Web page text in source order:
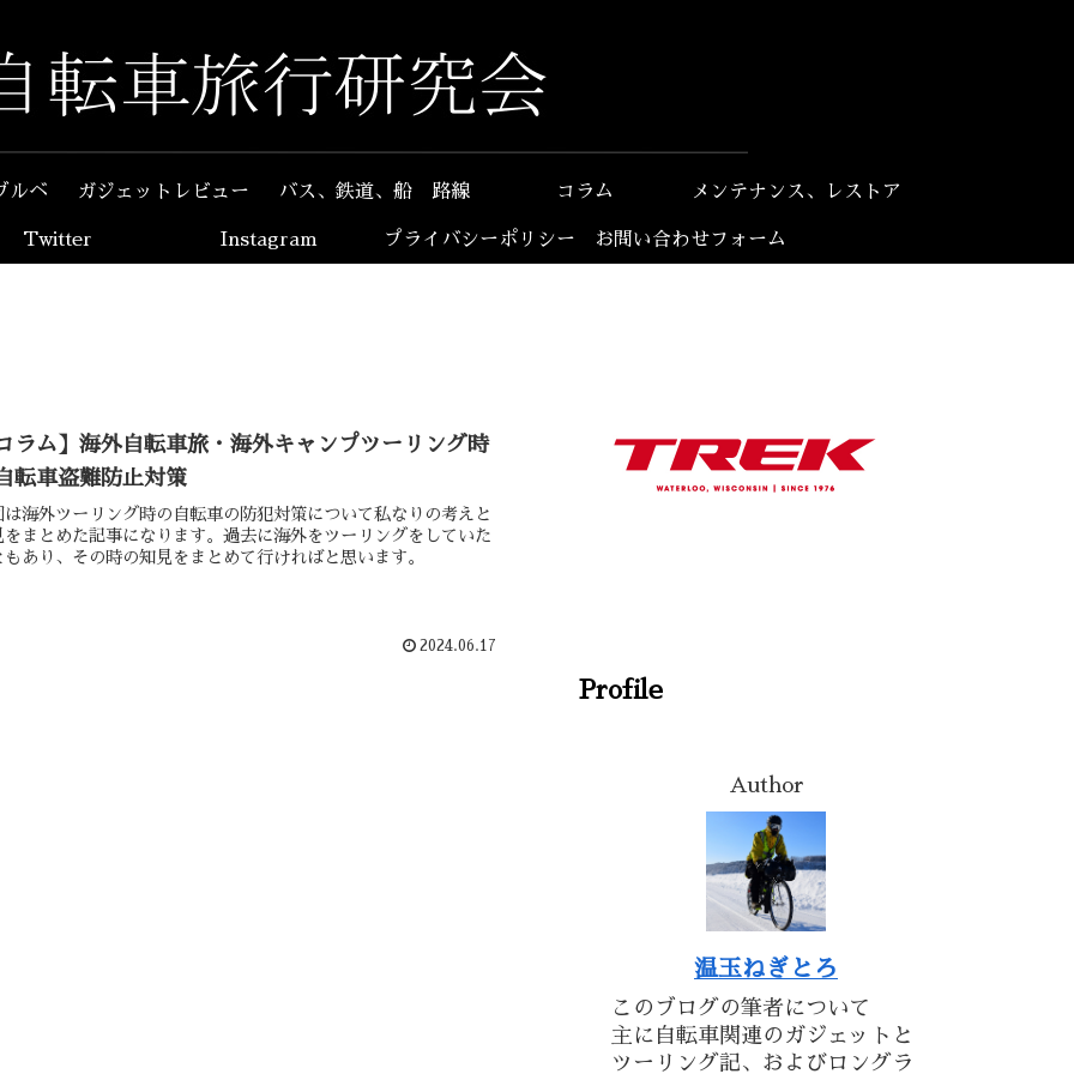
ルベ ガジェットレビュー バス、鉄道、船 路線 コラム メンテナンス、レストア
Twitter Instagram プライバシーポリシー お問い合わせフォーム
ラム】海外自転車旅・海外キャンプツーリング時
転車盗難防止対策
は海外ツーリング時の自転車の防犯対策について私なりの考えと
をまとめた記事になります。過去に海外をツーリングをしていた
もあり、その時の知見をまとめて行ければと思います。
2024.06.17
Profile
Author
温玉ねぎとろ
このブログの筆者について
主に自転車関連のガジェットと
ツーリング記、およびロングラ